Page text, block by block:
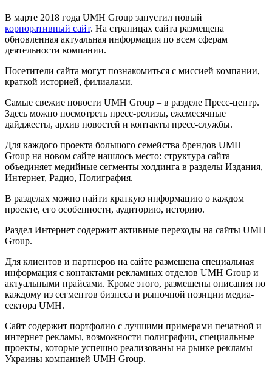
В марте 2018 года UMH Group запустил новый
корпоративный сайт. На страницах сайта размещена
обновленная актуальная информация по всем сферам
деятельности компании.
Посетители сайта могут познакомиться с миссией компании,
краткой историей, филиалами.
Самые свежие новости UMH Group – в разделе Пресс-центр.
Здесь можно посмотреть пресс-релизы, ежемесячные
дайджесты, архив новостей и контакты пресс-службы.
Для каждого проекта большого семейства брендов UMH
Group на новом сайте нашлось место: структура сайта
объединяет медийные сегменты холдинга в разделы Издания,
Интернет, Радио, Полиграфия.
В разделах можно найти краткую информацию о каждом
проекте, его особенности, аудиторию, историю.
Раздел Интернет содержит активные переходы на сайты UMH
Group.
Для клиентов и партнеров на сайте размещена специальная
информация с контактами рекламных отделов UMH Group и
актуальными прайсами. Кроме этого, размещены описания по
каждому из сегментов бизнеса и рыночной позиции медиа-
сектора UMH.
Сайт содержит портфолио с лучшими примерами печатной и
интернет рекламы, возможности полиграфии, специальные
проекты, которые успешно реализованы на рынке рекламы
Украины компанией UMH Group.